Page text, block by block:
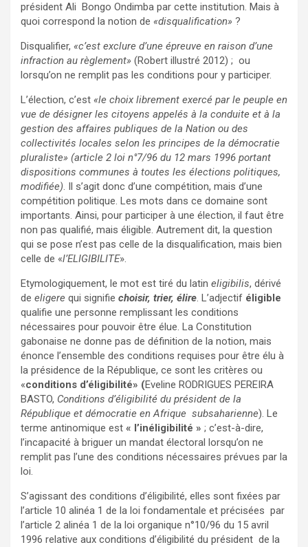
président Ali Bongo Ondimba par cette institution. Mais à
quoi correspond la notion de «disqualification» ?
Disqualifier, «c’est exclure d’une épreuve en raison d’une
infraction au règlement» (Robert illustré 2012) ; ou
lorsqu’on ne remplit pas les conditions pour y participer.
L’élection, c’est «le choix librement exercé par le peuple en
vue de désigner les citoyens appelés à la conduite et à la
gestion des affaires publiques de la Nation ou des
collectivités locales selon les principes de la démocratie
pluraliste» (article 2 loi n°7/96 du 12 mars 1996 portant
dispositions communes à toutes les élections politiques,
modifiée). Il s’agit donc d’une compétition, mais d’une
compétition politique. Les mots dans ce domaine sont
importants. Ainsi, pour participer à une élection, il faut être
non pas qualifié, mais éligible. Autrement dit, la question
qui se pose n’est pas celle de la disqualification, mais bien
celle de «l’ELIGIBILITE».
Etymologiquement, le mot est tiré du latin eligibilis, dérivé
de eligere qui signifie choisir, trier, élire. L’adjectif éligible
qualifie une personne remplissant les conditions
nécessaires pour pouvoir être élue. La Constitution
gabonaise ne donne pas de définition de la notion, mais
énonce l’ensemble des conditions requises pour être élu à
la présidence de la République, ce sont les critères ou
«conditions d’éligibilité» (Eveline RODRIGUES PEREIRA
BASTO, Conditions d’éligibilité du président de la
République et démocratie en Afrique subsaharienne). Le
terme antinomique est « l’inéligibilité » ; c’est-à-dire,
l’incapacité à briguer un mandat électoral lorsqu’on ne
remplit pas l’une des conditions nécessaires prévues par la
loi.
S’agissant des conditions d’éligibilité, elles sont fixées par
l’article 10 alinéa 1 de la loi fondamentale et précisées par
l’article 2 alinéa 1 de la loi organique n°10/96 du 15 avril
1996 relative aux conditions d’éligibilité du président de la